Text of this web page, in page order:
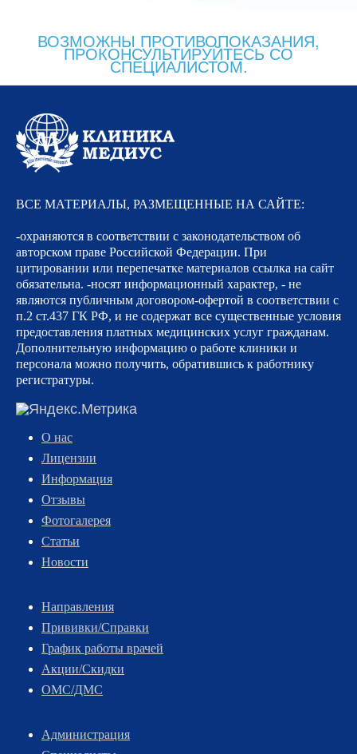
ВОЗМОЖНЫ ПРОТИВОПОКАЗАНИЯ,
ПРОКОНСУЛЬТИРУЙТЕСЬ СО
СПЕЦИАЛИСТОМ.
ВСЕ МАТЕРИАЛЫ, РАЗМЕЩЕННЫЕ НА САЙТЕ:
-охраняются в соответствии с законодательством об
авторском праве Российской Федерации. При
цитировании или перепечатке материалов ссылка на сайт
обязательна. -носят информационный характер, - не
являются публичным договором-офертой в соответствии с
п.2 ст.437 ГК РФ, и не содержат все существенные условия
предоставления платных медицинских услуг гражданам.
Дополнительную информацию о работе клиники и
персонала можно получить, обратившись к работнику
регистратуры.
О нас
Лицензии
Информация
Отзывы
Фотогалерея
Статьи
Новости
Направления
Прививки/Справки
График работы врачей
Акции/Скидки
ОМС/ДМС
Администрация